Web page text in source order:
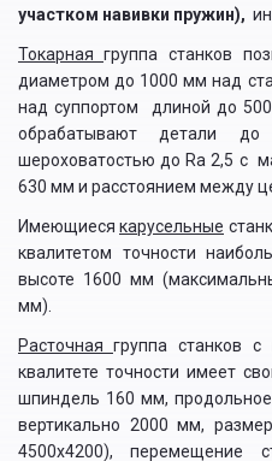
участком навивки пружин),
Токарная группа станков
диаметром до 1000 мм над
над суппортом длиной до
обрабатывают детали
шероховатостью до Ra 2,5 с
630 мм и расстоянием между
Имеющиеся карусельные
квалитетом точности
высоте 1600 мм
мм).
Расточная группа станков
квалитете точности имеет
шпиндель 160 мм,
вертикально 2000 мм,
4500х4200), перемещение